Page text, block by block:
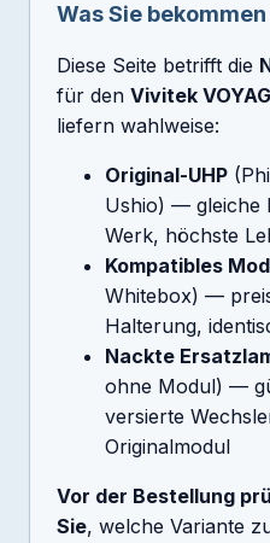
Was Sie bekommen
Diese Seite betrifft die
für den Vivitek
liefern wahlweise:
Original-UHP
Ushio) — gleiche
Werk, höchste
Kompatibles
Whitebox) —
Halterung,
Nackte
ohne Modul) —
versierte
Originalmodul
Vor der Bestellung
Sie, welche Variante